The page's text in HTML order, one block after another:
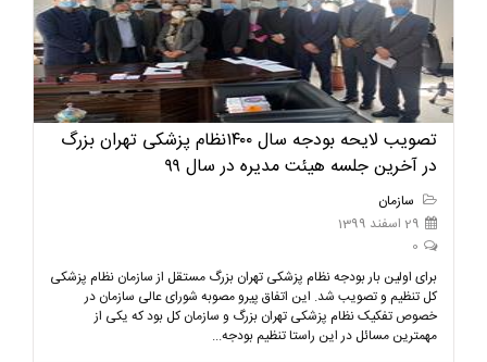
تصویب لایحه بودجه سال ۱۴۰۰نظام پزشکی تهران بزرگ
در آخرین جلسه هیئت مدیره در سال ۹۹
سازمان
29 اسفند 1399
0
برای اولین بار بودجه نظام پزشکی تهران بزرگ مستقل از سازمان نظام پزشکی
کل تنظیم و تصویب شد. این اتفاق پیرو مصوبه شورای عالی سازمان در
خصوص تفکیک نظام پزشکی تهران بزرگ و سازمان کل بود که یکی از
مهمترین مسائل در این راستا تنظیم بودجه...